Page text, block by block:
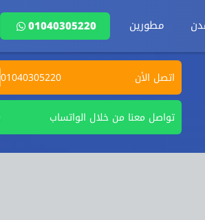
مطورين 01040305220
اتصل الأن 01040305220
تواصل معنا من خلال الواتساب